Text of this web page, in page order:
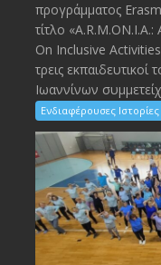
προγράμματος
τίτλο
On Inclusive
τρεις
Ιωαννίνων
Ενδιαφέρουσες Ιστορίες